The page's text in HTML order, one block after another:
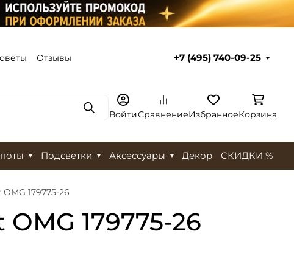
Отзывы +7 (495) 740-09-25
ПоискВойтиСравнениеИзбранноеКорзина
Подсветки Аксессуары Декор СКИДКИ %
179775-26
179775-26